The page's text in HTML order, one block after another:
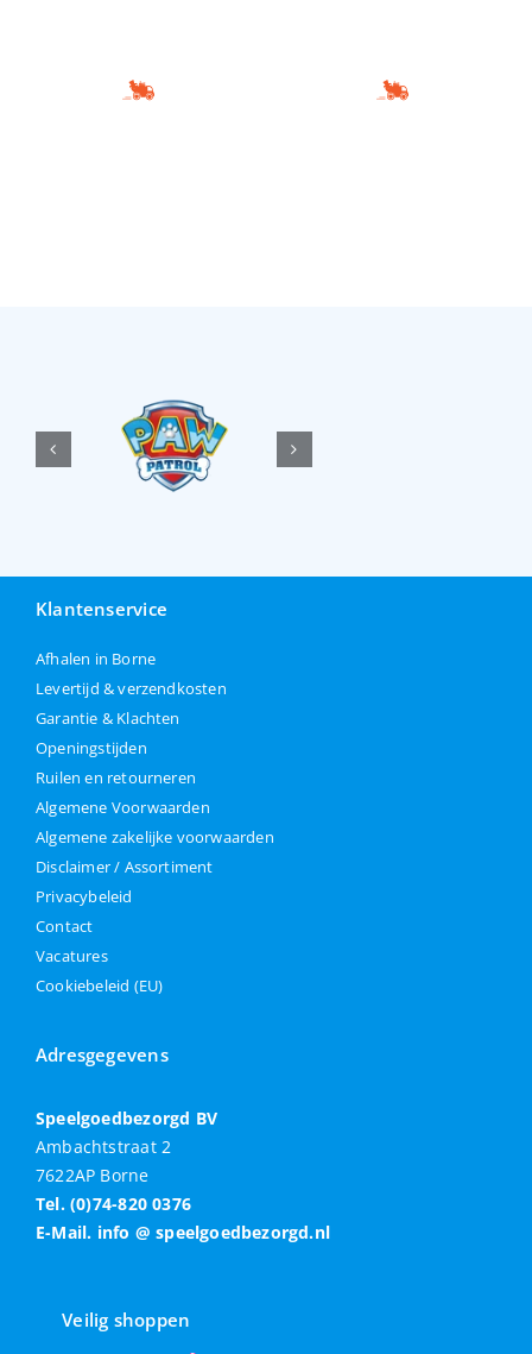
Klantenservice
Afhalen in Borne
Levertijd & verzendkosten
Garantie & Klachten
Openingstijden
Ruilen en retourneren
Algemene Voorwaarden
Algemene zakelijke voorwaarden
Disclaimer / Assortiment
Privacybeleid
Contact
Vacatures
Cookiebeleid (EU)
Adresgegevens
Speelgoedbezorgd BV
Ambachtstraat 2
7622AP Borne
Tel. (0)74-820 0376
E-Mail. info @ speelgoedbezorgd.nl
Veilig shoppen